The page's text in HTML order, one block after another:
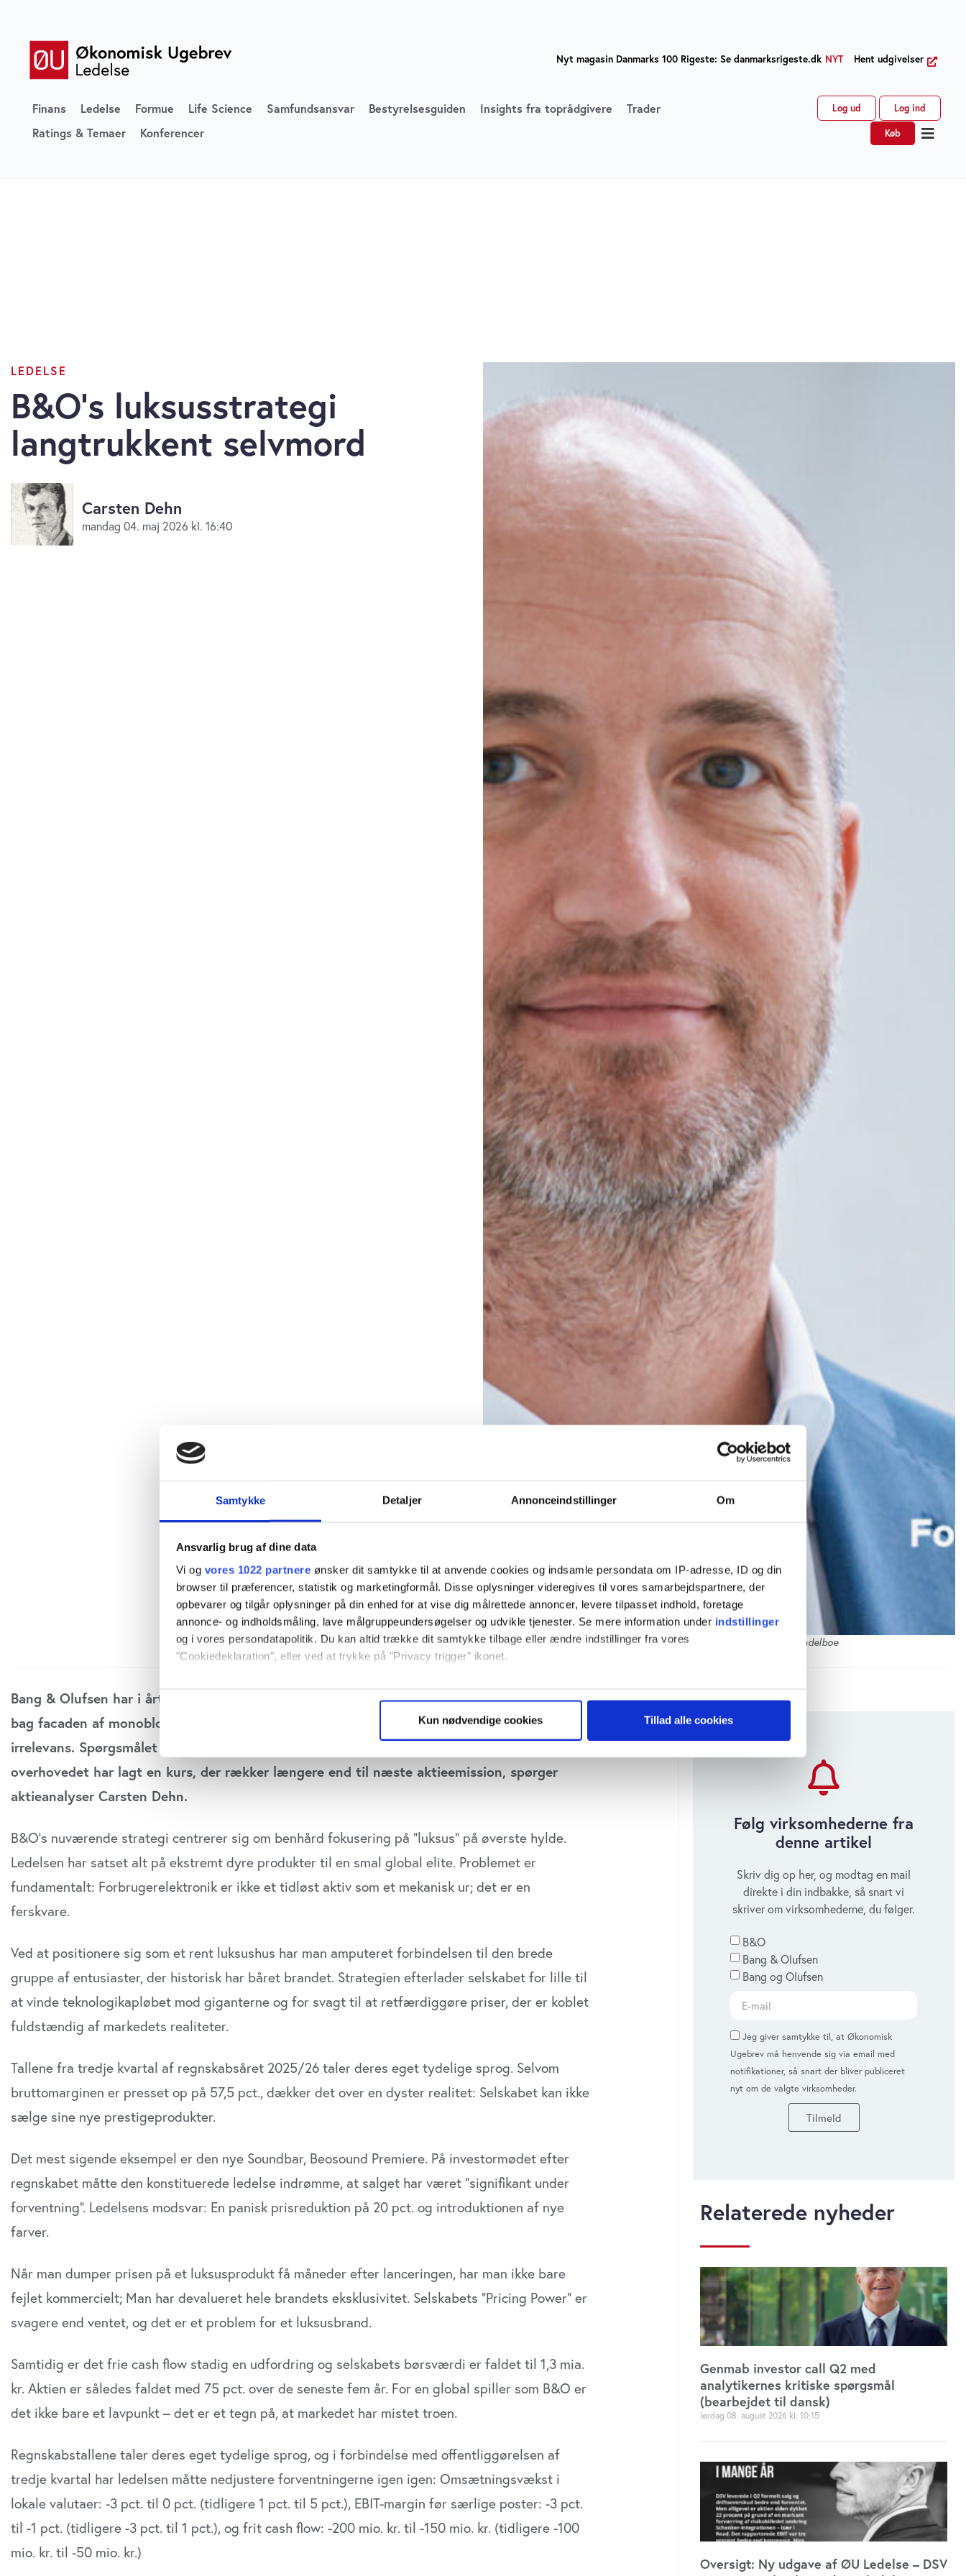
Samtykke Detaljer Annonceindstillinger Om
Ansvarlig brug af dine data
Vi og vores 1022 partnere ønsker dit samtykke til at anvende cookies og indsamle persondata om IP-adresse, ID og din
browser til præferencer, statistik og marketingformål. Disse oplysninger videregives til vores samarbejdspartnere, der
opbevarer og tilgår oplysninger på din enhed for at vise dig målrettede annoncer, levere tilpasset indhold, foretage
annonce- og indholdsmåling, lave målgruppeundersøgelser og udvikle tjenester. Se mere information under indstillinger
og i vores persondatapolitik. Du kan altid trække dit samtykke tilbage eller ændre indstillinger fra vores
"Cookiedeklaration", eller ved at trykke på "Privacy trigger" ikonet.
Hvis du tillader det, vil vi også gerne:
Identificere din enhed baseret på en scanning af dens unikke karakteristika (fingerprinting)
Vi bruger cookies til at tilpasse vores indhold og annoncer, til at vise dig funktioner til sociale medier og til at analysere
vores trafik. Vi deler også oplysninger om din brug af vores website med vores partnere inden for sociale medier,
annonceringspartnere og analysepartnere. Vores partnere kan kombinere disse data med andre oplysninger, du har givet
dem, eller som de har indsamlet fra din brug af deres tjenester. Du samtykker til vores cookies, hvis du fortsætter med at
Kun nødvendige cookies Tillad alle cookies
Nyt magasin Danmarks 100 Rigeste: Se danmarksrigeste.dk NYT Hent udgivelser
Finans Ledelse Formue Life Science Samfundsansvar Bestyrelsesguiden Insights fra toprådgivere
Trader
Ratings & Temaer
Konferencer
Log ud Log ind
Køb
LEDELSE
B&O’s luksusstrategi
langtrukkent selvmord
Carsten Dehn
mandag 04. maj 2026 kl. 16:40
Interim CEO hos Bang & Olufsen, Nikolaj Wendelboe
Bang & Olufsen har i årtier været symbolet på dansk design og teknologisk overskud. Men
bag facaden af monoblok-fræset aluminium kæmper selskabet en desperat kamp mod
irrelevans. Spørgsmålet er ikke længere, hvad B&O skal producere, men om bestyrelsen
overhovedet har lagt en kurs, der rækker længere end til næste aktieemission, spørger
aktieanalyser Carsten Dehn.
B&O’s nuværende strategi centrerer sig om benhård fokusering på ”luksus” på øverste hylde.
Ledelsen har satset alt på ekstremt dyre produkter til en smal global elite. Problemet er
fundamentalt: Forbrugerelektronik er ikke et tidløst aktiv som et mekanisk ur; det er en
ferskvare.
Ved at positionere sig som et rent luksushus har man amputeret forbindelsen til den brede
gruppe af entusiaster, der historisk har båret brandet. Strategien efterlader selskabet for lille til
at vinde teknologikapløbet mod giganterne og for svagt til at retfærdiggøre priser, der er koblet
fuldstændig af markedets realiteter.
Tallene fra tredje kvartal af regnskabsåret 2025/26 taler deres eget tydelige sprog. Selvom
bruttomarginen er presset op på 57,5 pct., dækker det over en dyster realitet: Selskabet kan ikke
sælge sine nye prestigeprodukter.
Det mest sigende eksempel er den nye Soundbar, Beo­sound Premiere. På investormødet efter
regnskabet måtte den konstituerede ledelse indrømme, at salget har været ”signifikant under
forventning”. Ledelsens modsvar: En panisk prisreduktion på 20 pct. og introduktionen af nye
farver.
Når man dumper prisen på et luksusprodukt få måneder efter lanceringen, har man ikke bare
fejlet kommercielt; Man har devalueret hele brandets eksklusivitet. Selskabets ”Pricing Power” er
svagere end ventet, og det er et problem for et luksusbrand.
Samtidig er det frie cash flow stadig en udfordring og selskabets børsværdi er faldet til 1,3 mia.
kr. Aktien er således faldet med 75 pct. over de seneste fem år. For en global spiller som B&O er
det ikke bare et lavpunkt – det er et tegn på, at markedet har mistet troen.
Regnskabstallene taler deres eget tydelige sprog, og i forbindelse med offentliggørelsen af
tredje kvartal har ledelsen måtte nedjustere forventningerne igen igen: Omsætningsvækst i
lokale valutaer: -3 pct. til 0 pct. (tidligere 1 pct. til 5 pct.), EBIT-margin før særlige poster: -3 pct.
til -1 pct. (tidligere -3 pct. til 1 pct.), og frit cash flow: -200 mio. kr. til -150 mio. kr. (tidligere -100
mio. kr. til -50 mio. kr.)
Følg virksomhederne fra
denne artikel
Skriv dig op her, og modtag en mail
direkte i din indbakke, så snart vi
skriver om virksomhederne, du følger.
B&O
Bang & Olufsen
Bang og Olufsen
Jeg giver samtykke til, at Økonomisk
Ugebrev må henvende sig via email med
notifikationer, så snart der bliver publiceret
nyt om de valgte virksomheder.
Tilmeld
Relaterede nyheder
Genmab investor call Q2 med
analytikernes kritiske spørgsmål
(bearbejdet til dansk)
lørdag 08. august 2026 10:15
Oversigt: Ny udgave af ØU Ledelse – DSV